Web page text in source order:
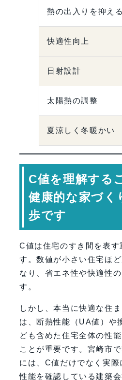
熱の出入りを抑える
快適性向上
日射設計
太陽熱の調整
夏涼しく冬暖かい
C値を理解する
健康的な家づく
歩です
C値は住宅のすき間を表
す。数値が小さい住宅ほ
なり、省エネ性や快適性
す。
しかし、本当に快適な住
は、断熱性能（UA値）や
ども含めた住宅全体の性
ことが重要です。宮崎市
には、C値だけでなく実際
性能を確認している建築